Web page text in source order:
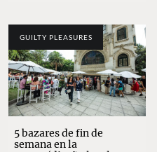
GUILTY PLEASURES
5 bazares de fin de
semana en la